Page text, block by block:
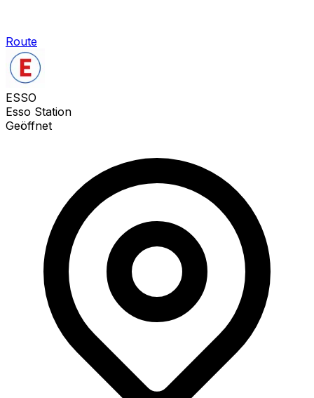
Route
ESSO
Esso Station
Geöffnet